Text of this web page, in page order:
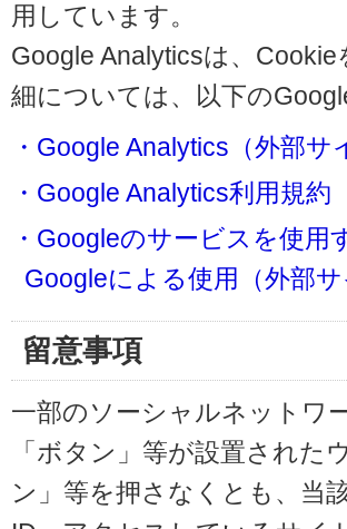
用しています。
Google Analyticsは、
細については、以下の
・Google Analytics（外部
・Google Analytics利用規
・Googleのサービスを使
Googleによる使用（外部
留意事項
一部のソーシャルネットワ
「ボタン」等が設置され
ン」等を押さなくとも、当